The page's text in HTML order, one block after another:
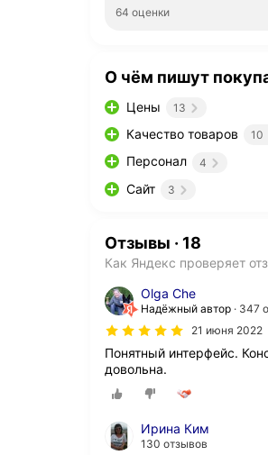
64 оценки
О чём пишут
Цены 13
Качество товаров 10
Персонал 4
Сайт 3
Отзывы · 18
Как Яндекс проверяет
Olga Che
Надёжный автор
347
21 июня 2022
Понятный интерфейс.
довольна.
Ирина Ким
130 отзывов